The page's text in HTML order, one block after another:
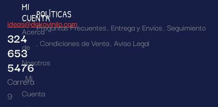
ideas@dekovinilo.com
324
653
5476
Carrera
9
MI
CUENTA
Acerca
de
Nosotros
Mi
Cuenta
POLÍTICAS
Preguntas Frecuentes Entrega y Envíos Seguimiento
Condiciones de Venta Aviso Legal